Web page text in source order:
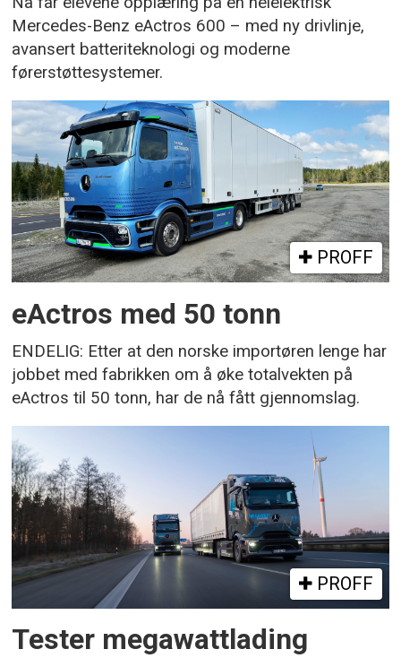
Mercedes-Benz eActros 600 – med ny drivlinje,
avansert batteriteknologi og moderne
førerstøttesystemer.
PROFF
eActros med 50 tonn
ENDELIG: Etter at den norske importøren lenge har
jobbet med fabrikken om å øke totalvekten på
eActros til 50 tonn, har de nå fått gjennomslag.
PROFF
Tester megawattlading